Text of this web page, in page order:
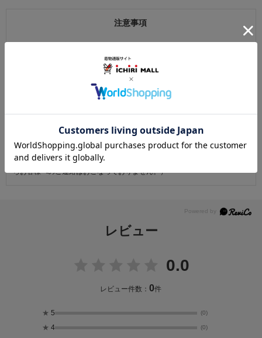
注意事項
返品にかかる送料は無料です。
ただし次に該当するものは返品をお受けできません。
・商品到着後31日以上経過した商品
・お客様の元で、傷または破損が生じた商品
ものではございません。あらかじめご了承ください。
・天災・事故などによる交通渋滞や物量増加、異常気象やその他諸事情に
より、指定時間帯にお届けができない場合がございます。
（※上記理由によりご指定の時間帯にお届けができない場合、配送業者か
らお客様へのご連絡はおこなっておりません。）
レビュー
0.0
レビュー件数：0件
★ 5 (0)
★ 4 (0)